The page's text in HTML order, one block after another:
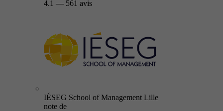
4.1 — 561 avis
IÉSEG School of Management Lille
note de